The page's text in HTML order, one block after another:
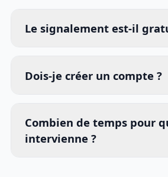
Le signalement est-il
Dois-je créer un compte ?
Combien de temps pour
intervienne ?